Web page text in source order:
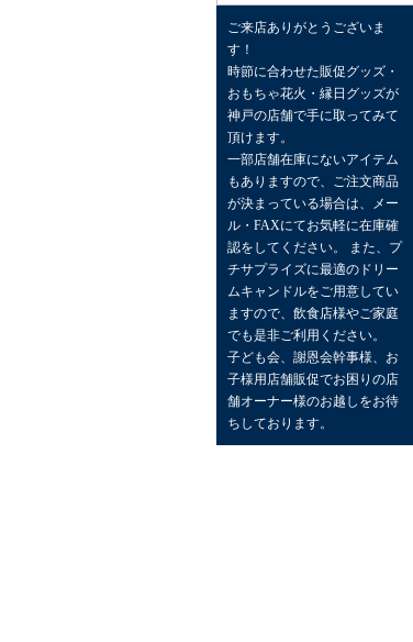
ご来店ありがとうございま
す！
時節に合わせた販促グッズ・
おもちゃ花火・縁日グッズが
神戸の店舗で手に取ってみて
頂けます。
一部店舗在庫にないアイテム
もありますので、ご注文商品
が決まっている場合は、メー
ル・FAXにてお気軽に在庫確
認をしてください。 また、プ
チサプライズに最適のドリー
ムキャンドルをご用意してい
ますので、飲食店様やご家庭
でも是非ご利用ください。
子ども会、謝恩会幹事様、お
子様用店舗販促でお困りの店
舗オーナー様のお越しをお待
ちしております。